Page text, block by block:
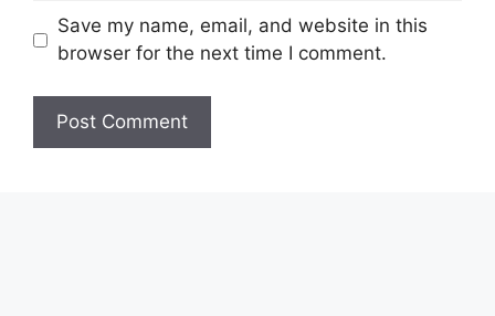
Save my name, email, and website in this
browser for the next time I comment.